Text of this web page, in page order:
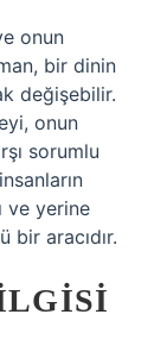
onun
bir dinin
değişebilir.
onun
sorumlu
ve yerine
bir aracıdır.